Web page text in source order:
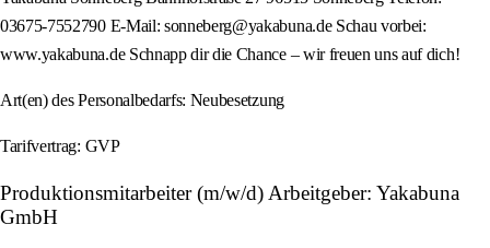
03675-7552790 E-Mail: sonneberg@yakabuna.de Schau vorbei:
www.yakabuna.de Schnapp dir die Chance – wir freuen uns auf dich!
Art(en) des Personalbedarfs: Neubesetzung
Tarifvertrag: GVP
Produktionsmitarbeiter (m/w/d) Arbeitgeber: Yakabuna
GmbH